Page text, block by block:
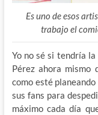
Es uno de esos
trabajo el
Yo no sé si tendría
Pérez ahora mismo
como esté
sus fans para
máximo cada día